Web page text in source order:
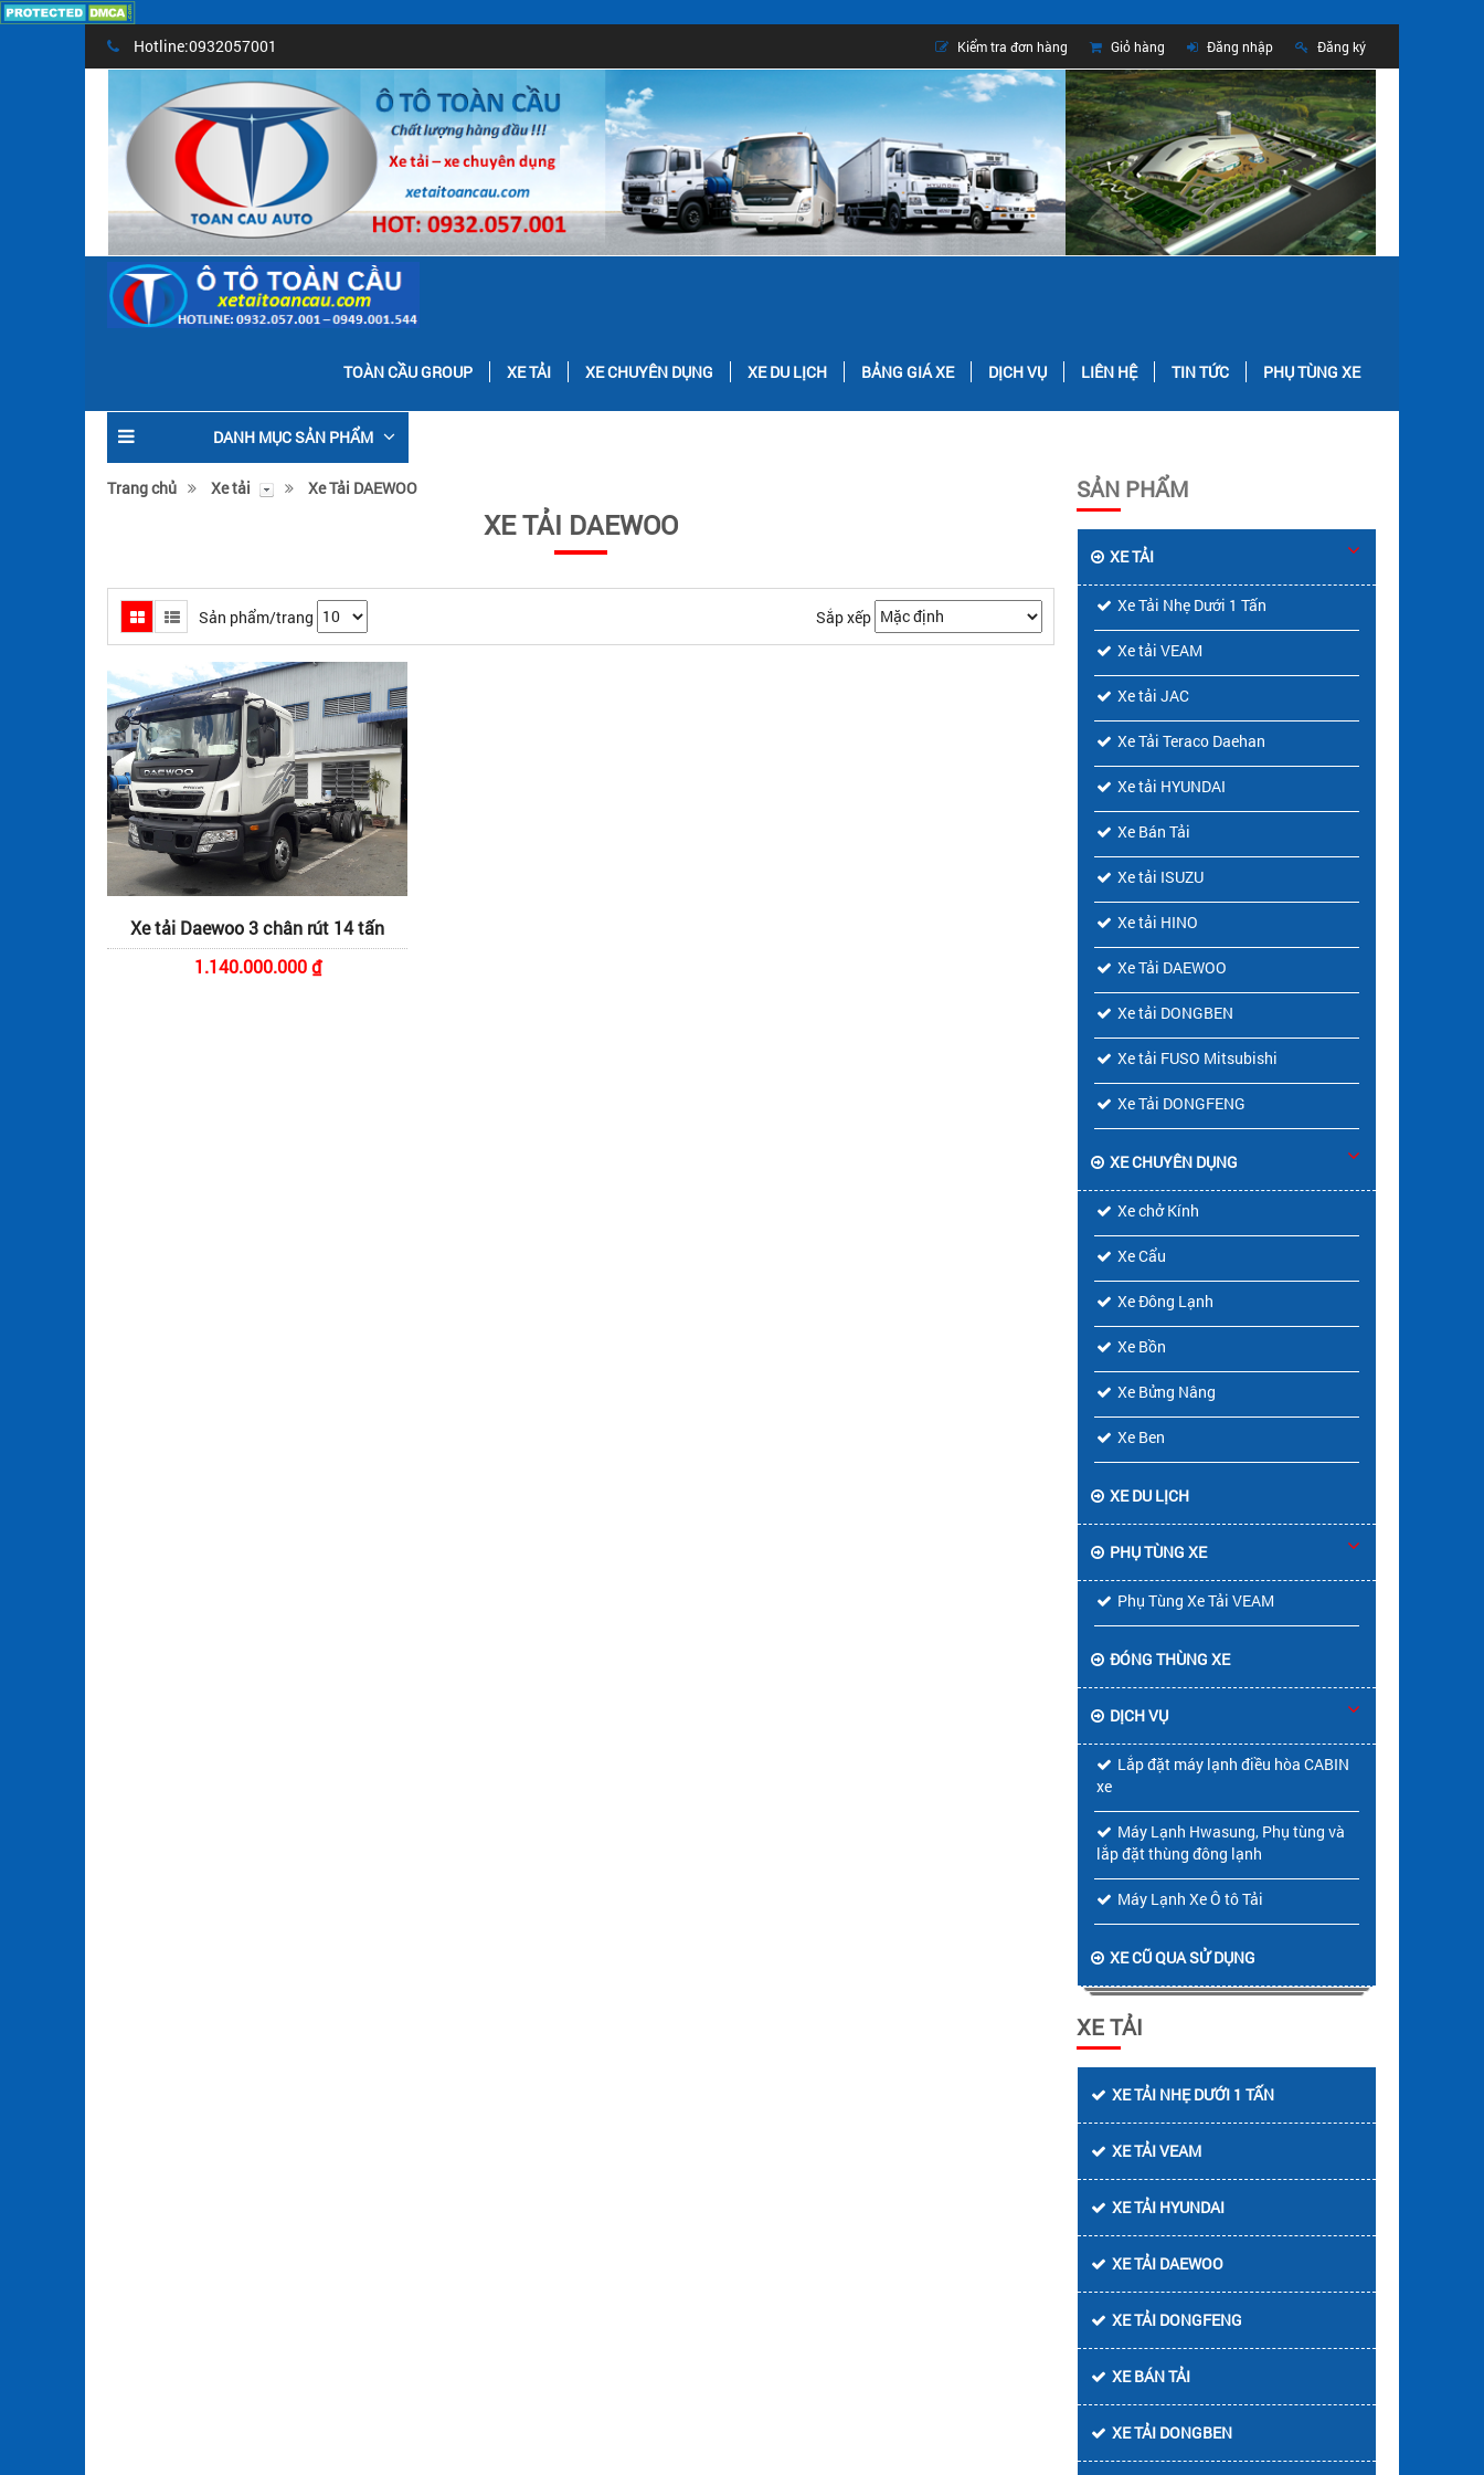
Hotline:0932057001 Kiểm tra đơn hàng Giỏ hàng Đăng nhập Đăng ký
TOÀN CẦU GROUP XE TẢI XE CHUYÊN DỤNG XE DU LỊCH BẢNG GIÁ XE DỊCH VỤ LIÊN HỆ TIN TỨC PHỤ TÙNG XE
DANH MỤC SẢN PHẨM
Trang chủ Xe tải Xe Tải DAEWOO
XE TẢI DAEWOO
Sản phẩm/trang Sắp xếp
Xe tải Daewoo 3 chân rút 14 tấn
1.140.000.000 ₫
SẢN PHẨM
XE TẢI
Xe Tải Nhẹ Dưới 1 Tấn
Xe tải VEAM
Xe tải JAC
Xe Tải Teraco Daehan
Xe tải HYUNDAI
Xe Bán Tải
Xe tải ISUZU
Xe tải HINO
Xe Tải DAEWOO
Xe tải DONGBEN
Xe tải FUSO Mitsubishi
Xe Tải DONGFENG
XE CHUYÊN DỤNG
Xe chở Kính
Xe Cẩu
Xe Đông Lạnh
Xe Bồn
Xe Bửng Nâng
Xe Ben
XE DU LỊCH
PHỤ TÙNG XE
Phụ Tùng Xe Tải VEAM
ĐÓNG THÙNG XE
DỊCH VỤ
Lắp đặt máy lạnh điều hòa CABIN
xe
Máy Lạnh Hwasung, Phụ tùng và
lắp đặt thùng đông lạnh
Máy Lạnh Xe Ô tô Tải
XE CŨ QUA SỬ DỤNG
XE TẢI
XE TẢI NHẸ DƯỚI 1 TẤN
XE TẢI VEAM
XE TẢI HYUNDAI
XE TẢI DAEWOO
XE TẢI DONGFENG
XE BÁN TẢI
XE TẢI DONGBEN